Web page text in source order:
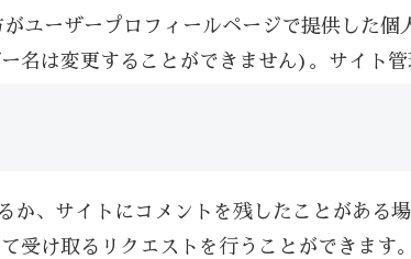
ユーザープロフィールページで提供した
名は変更することができません)。サイト
か、サイトにコメントを残したことがあ
受け取るリクエストを行うことができます